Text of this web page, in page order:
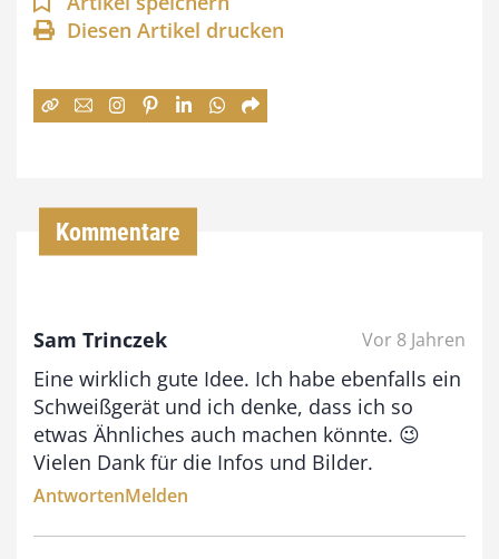
n
:
b
i
s
3
Diesen Artikel drucken
Kommentare
Sam Trinczek Vor 8 Jahren
Eine wirklich gute Idee. Ich habe ebenfalls ein
Schweißgerät und ich denke, dass ich so
etwas Ähnliches auch machen könnte. 😉
Vielen Dank für die Infos und Bilder.
AntwortenMelden